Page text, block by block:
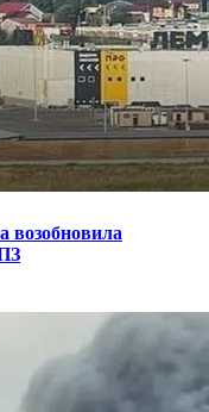
возобновила